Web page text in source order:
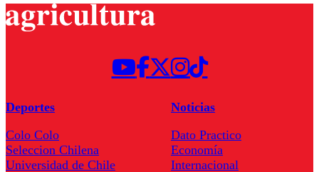
Deportes
Colo Colo
Seleccion Chilena
Universidad de Chile
Noticias
Dato Practico
Economía
Internacional